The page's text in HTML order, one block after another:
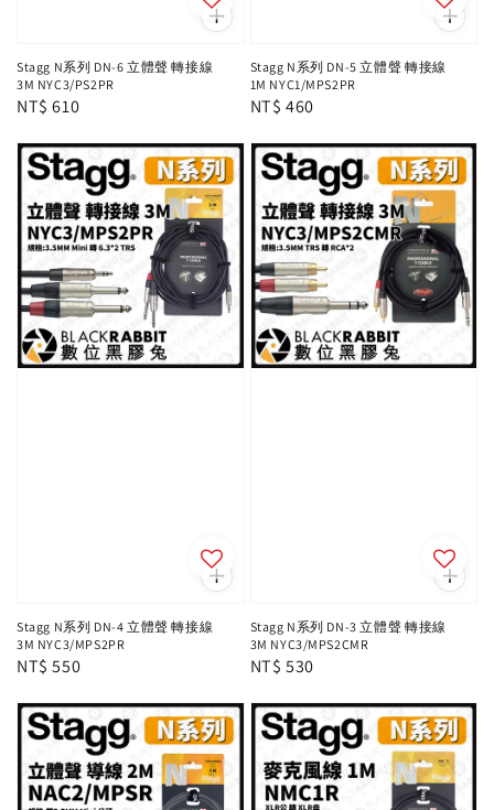
Stagg N系列 DN-6 立體聲 轉接線
3M NYC3/PS2PR
Regular
NT$ 610
Stagg N系列 DN-5 立體聲 轉接線
1M NYC1/MPS2PR
Regular
NT$ 460
Stagg N系列 DN-4 立體聲 轉接線
3M NYC3/MPS2PR
Regular
NT$ 550
Stagg N系列 DN-3 立體聲 轉接線
3M NYC3/MPS2CMR
Regular
NT$ 530